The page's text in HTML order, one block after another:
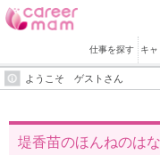
仕事を探す キ
ようこそ ゲストさん
堤香苗のほんねのは